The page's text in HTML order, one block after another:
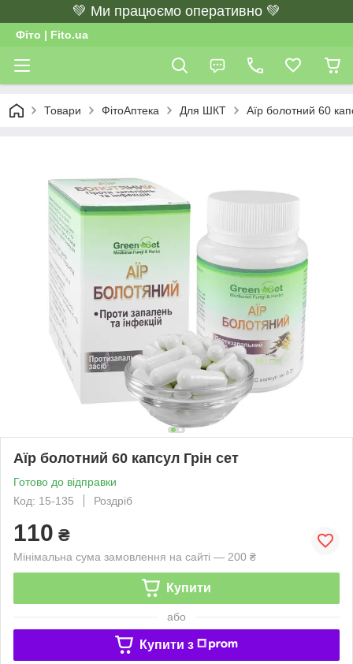
💚 Ми працюємо оперативно 💚
Фіто | Fito.ua
Товари ФітоАптека Для ШКТ Аїр болотний 60
Аїр болотний 60 капсул Грін сет
Готово до відправки
Код: 15-135
Роздріб
110 ₴
Мінімальна сума замовлення на сайті — 200 ₴
Купити
або
Купити з